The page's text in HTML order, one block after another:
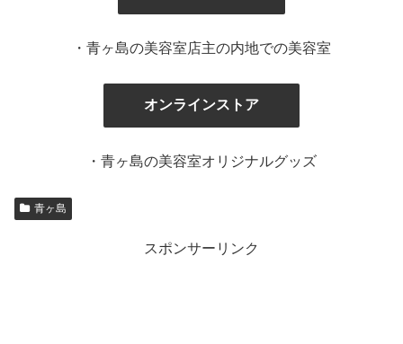
・青ヶ島の美容室店主の内地での美容室
オンラインストア
・青ヶ島の美容室オリジナルグッズ
青ヶ島
スポンサーリンク